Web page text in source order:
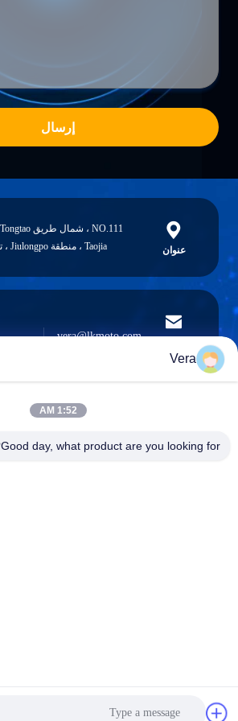
احصل على افضل سعر
إرسال
عنوان
Taojia ، منطقة Jiulongpo ، تشونغتشينغ ، الصين
الإلكتروني
vera@lkmoto.com
هاتف
Vera
1:52 AM
Good day, what product are you looking for?